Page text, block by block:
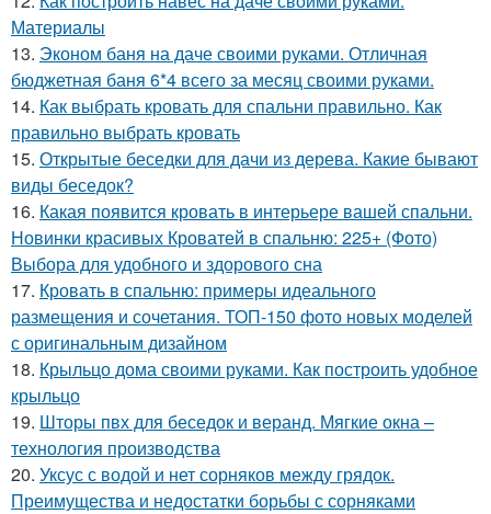
Материалы
13. Эконом баня на даче своими руками. Отличная
бюджетная баня 6*4 всего за месяц своими руками.
14. Как выбрать кровать для спальни правильно. Как
правильно выбрать кровать
15. Открытые беседки для дачи из дерева. Какие бывают
виды беседок?
16. Какая появится кровать в интерьере вашей спальни.
Новинки красивых Кроватей в спальню: 225+ (Фото)
Выбора для удобного и здорового сна
17. Кровать в спальню: примеры идеального
размещения и сочетания. ТОП-150 фото новых моделей
с оригинальным дизайном
18. Крыльцо дома своими руками. Как построить удобное
крыльцо
19. Шторы пвх для беседок и веранд. Мягкие окна –
технология производства
20. Уксус с водой и нет сорняков между грядок.
Преимущества и недостатки борьбы с сорняками